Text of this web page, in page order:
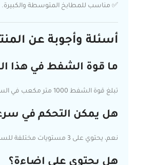
✅ مناسب للمطابخ المتوسطة والكبيرة.
أسئلة وأجوبة عن
ما قوة الشفط في هذا
تبلغ قوة الشفط 1000 متر مكعب في الساعة، ما يوفر تهوية قوية وفعالة.
هل يمكن التحكم في
نعم، يحتوي على 3 مستويات مختلفة للسرعة.
هل يحتوي على إضاءة؟